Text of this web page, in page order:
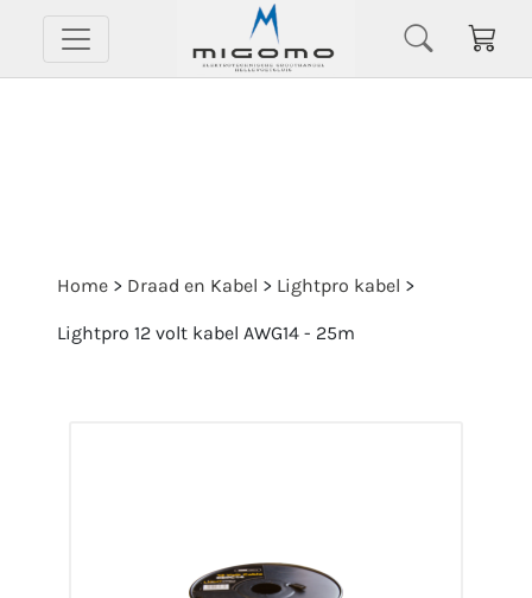
Home > Draad en Kabel > Lightpro kabel >
Lightpro 12 volt kabel AWG14 - 25m